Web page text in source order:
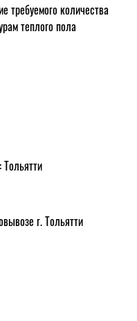
требуемого количества
теплого пола
г. Тольятти